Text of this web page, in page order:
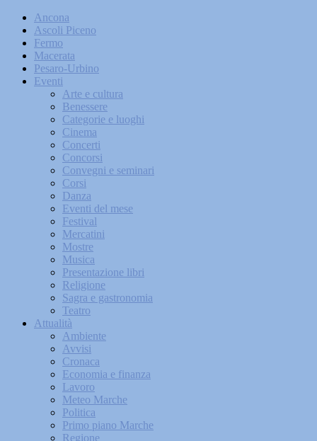
Ancona
Ascoli Piceno
Fermo
Macerata
Pesaro-Urbino
Eventi
Arte e cultura
Benessere
Categorie e luoghi
Cinema
Concerti
Concorsi
Convegni e seminari
Corsi
Danza
Eventi del mese
Festival
Mercatini
Mostre
Musica
Presentazione libri
Religione
Sagra e gastronomia
Teatro
Attualità
Ambiente
Avvisi
Cronaca
Economia e finanza
Lavoro
Meteo Marche
Politica
Primo piano Marche
Regione